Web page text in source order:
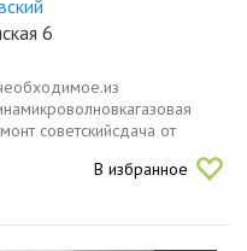
6
советскийсдача от
только
В избранное